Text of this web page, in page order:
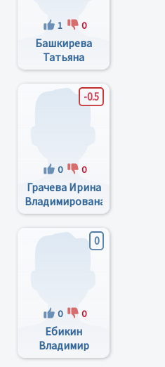
1 0
Башкирева
Татьяна
Валентиновна
-0.5
0 0
Грачева Ирина
Владимирована
0
0 0
Ебикин
Владимир
Михайлович